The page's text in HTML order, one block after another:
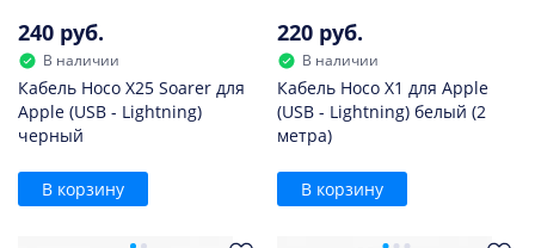
240 руб.
В наличии
Кабель Hoco X25 Soarer для
Apple (USB - Lightning)
черный
В корзину
220 руб.
В наличии
Кабель Hoco X1 для Apple
(USB - Lightning) белый (2
метра)
В корзину